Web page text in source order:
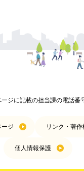
ジに記載の担当課の電話番
ジ リンク・著
個人情報保護